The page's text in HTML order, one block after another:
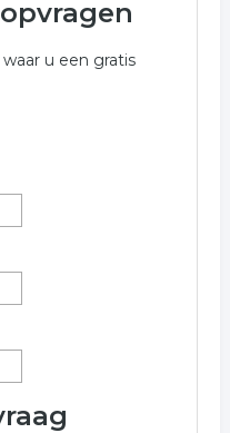
in de omgeving
aanvraag.
bedrijfsruimte in de
bedrijven zijn gelinkt
onroerend goed
u een gratis